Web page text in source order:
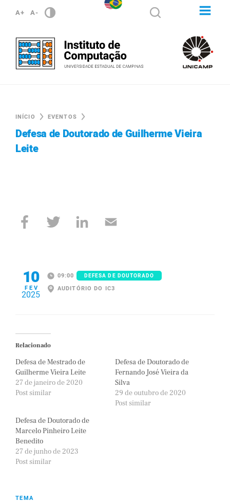
A+ A-
INÍCIO EVENTOS
Defesa de Doutorado de Guilherme Vieira
Leite
10
FEV
2025
09:00 DEFESA DE DOUTORADO
AUDITÓRIO DO IC3
Relacionado
Defesa de Mestrado de
Guilherme Vieira Leite
27 de janeiro de 2020
Post similar
Defesa de Doutorado de
Fernando José Vieira da
Silva
29 de outubro de 2020
Post similar
Defesa de Doutorado de
Marcelo Pinheiro Leite
Benedito
27 de junho de 2023
Post similar
TEMA